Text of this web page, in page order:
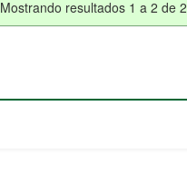
Mostrando resultados 1 a 2 de 2